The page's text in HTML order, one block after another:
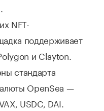
NFT-
поддерживает
и Clayton.
стандарта
OpenSea —
USDC, DAI.